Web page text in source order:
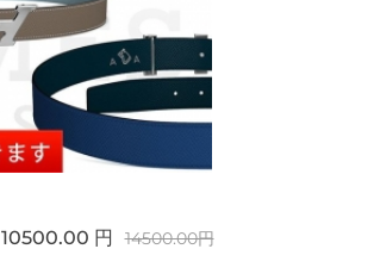
10500.00 円 14500.00円